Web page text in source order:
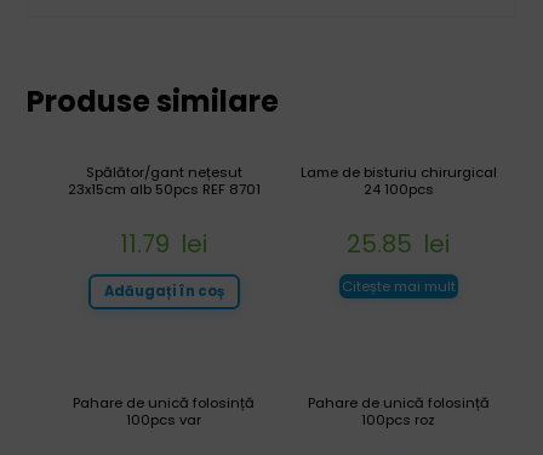
Produse similare
Lame de bisturiu chirurgical
24 100pcs
25.85 lei
Citește mai mult
Spălător/gant nețesut
23x15cm alb 50pcs REF 8701
11.79 lei
Adăugați în coș
Pahare de unică folosință
100pcs roz
Pahare de unică folosință
100pcs var